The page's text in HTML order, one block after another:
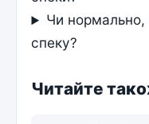
Чи
спеку?
Читайте